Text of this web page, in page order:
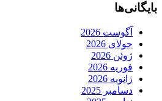
بایگانی‌ها
آگوست 2026
جولای 2026
ژوئن 2026
فوریه 2026
ژانویه 2026
دسامبر 2025